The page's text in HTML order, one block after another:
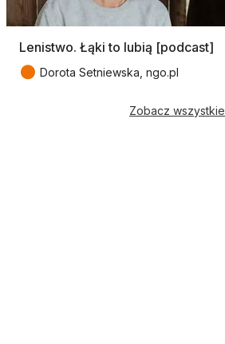
Lenistwo. Łąki to lubią [podcast]
● Dorota Setniewska, ngo.pl
Zobacz wszystkie